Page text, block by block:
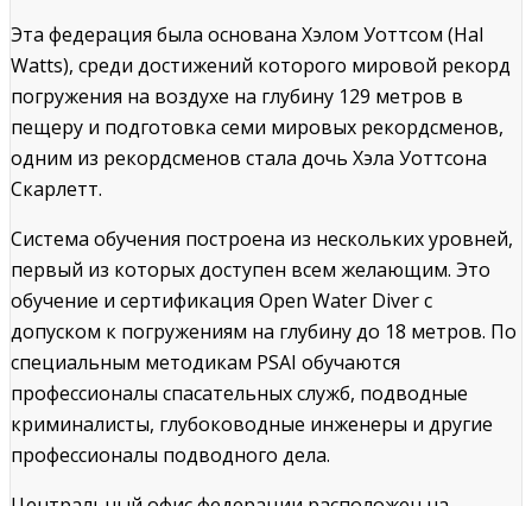
Эта федерация была основана Хэлом Уоттсом (Hal
Watts), среди достижений которого мировой рекорд
погружения на воздухе на глубину 129 метров в
пещеру и подготовка семи мировых рекордсменов,
одним из рекордсменов стала дочь Хэла Уоттсона
Скарлетт.
Система обучения построена из нескольких уровней,
первый из которых доступен всем желающим. Это
обучение и сертификация Open Water Diver с
допуском к погружениям на глубину до 18 метров. По
специальным методикам PSAI обучаются
профессионалы спасательных служб, подводные
криминалисты, глубоководные инженеры и другие
профессионалы подводного дела.